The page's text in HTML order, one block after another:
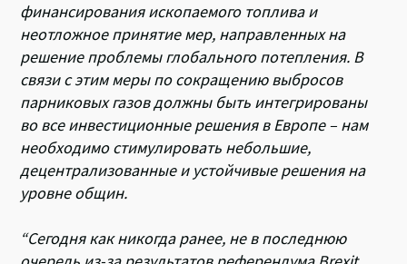
финансирования ископаемого топлива и
неотложное принятие мер, направленных на
решение проблемы глобального потепления. В
связи с этим меры по сокращению выбросов
парниковых газов должны быть интегрированы
во все инвестиционные решения в Европе – нам
необходимо стимулировать небольшие,
децентрализованные и устойчивые решения на
уровне общин.
“Сегодня как никогда ранее, не в последнюю